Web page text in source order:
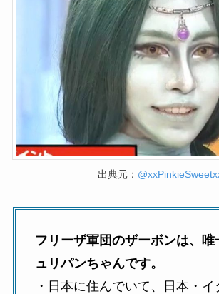
出典元：
フリーザ軍団のザーボンは、唯
ュリパンちゃんです。
・日本に住んでいて、日本・イ